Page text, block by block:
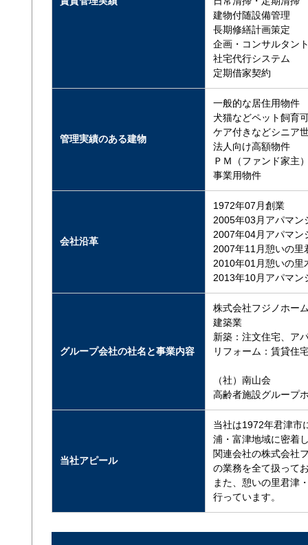
建物付随設備管理
長期修繕計画策定
企画・コンサルタン
社宅代行システム
定期借家契約
管理実績のある建物
一般的な居住用物件
犬猫などペット飼育
ケア付きなどシニア
法人向け高額物件
ＰＭ（ファンド家主
事業用物件
会社沿革
1972年07月創業
2005年03月アパマン
2007年04月アパマン
2007年11月憩いの里
2010年01月憩いの里
2013年10月アパマン
グループ会社の社名と事業内容
株式会社フジノホー
建築業
新築：注文住宅、ア
リフォーム：賃貸住
（社）南山会
高齢者施設グループ
当社アピール
当社は1972年君津市
浦・富津地域に密着
関連会社の株式会社
の業務を全て扱って
また、憩いの里君津
行っています。